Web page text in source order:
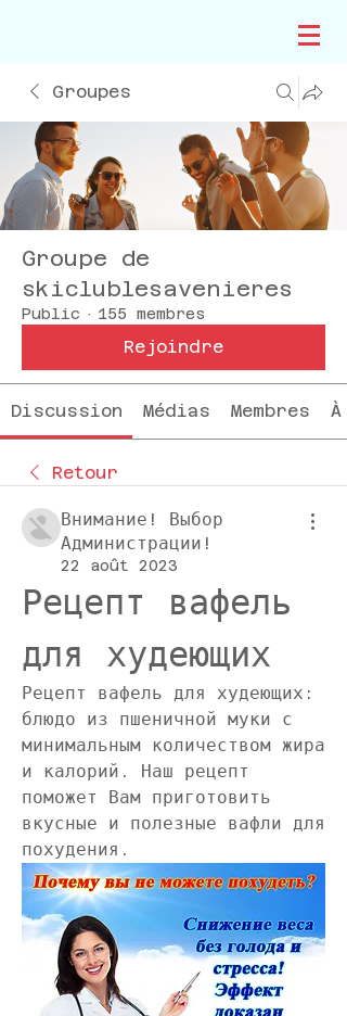
Groupes
Groupe de
skiclublesavenieres
Public · 155 membres
Rejoindre
Discussion Médias Membres
Retour
Внимание! Выбор
Администрации!
22 août 2023
Рецепт вафель
для худеющих
Рецепт вафель для худеющих:
блюдо из пшеничной муки с
минимальным количеством жира
и калорий. Наш рецепт
поможет Вам приготовить
вкусные и полезные вафли для
похудения.